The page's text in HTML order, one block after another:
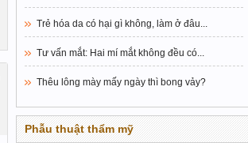
Trẻ hóa da có hại gì không, làm ở đâu...
Tư vấn mắt: Hai mí mắt không đều có...
Thêu lông mày mấy ngày thì bong vảy?
Phẫu thuật thẩm mỹ